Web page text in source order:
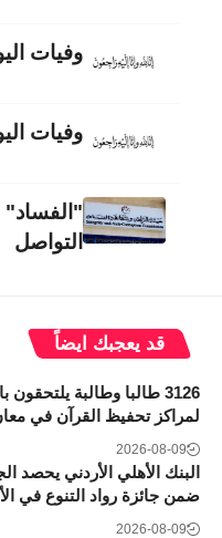
وفيات اليوم
وفيات اليوم
"الفساد"
التواصل
قد يعجبك ايضاً
3126 طالبا وطالبة
لمراكز تحفيظ القرآن في
2026-08-09
البنك الأهلي الأردني يحصد
ضمن جائزة رواد التنوع في الأردن
2026-08-09